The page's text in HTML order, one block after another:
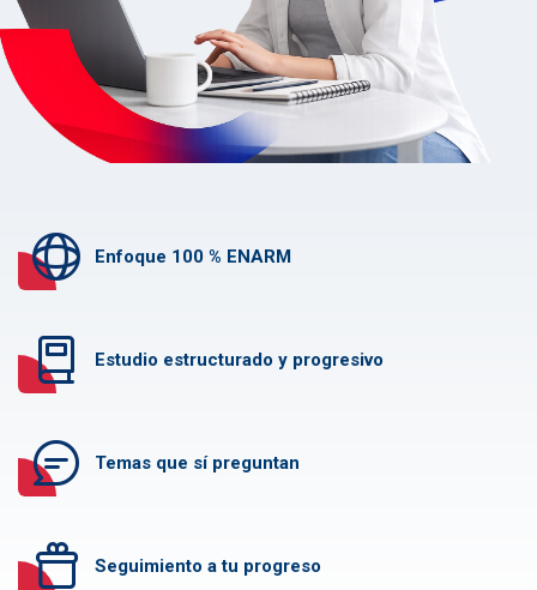
Enfoque 100 % ENARM
Estudio estructurado y progresivo
Temas que sí preguntan
Seguimiento a tu progreso